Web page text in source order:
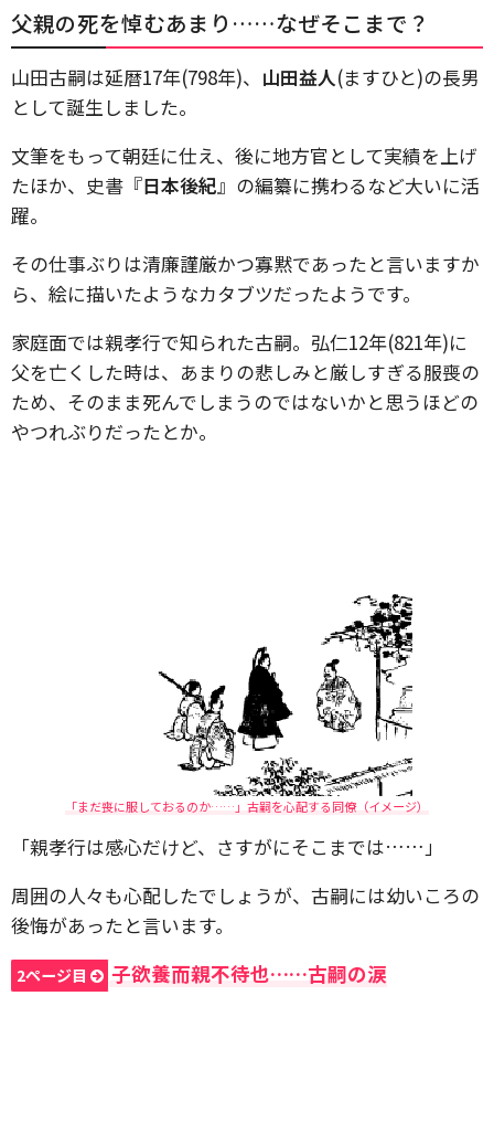
父親の死を悼むあまり……なぜそこまで？
山田古嗣は延暦17年(798年)、 山田益人(ますひと)の長男
として誕生しました。
文筆をもって朝廷に仕え、後に地方官として実績を上げ
たほか、史書『日本後紀』の編纂に携わるなど大いに活
躍。
その仕事ぶりは清廉謹厳かつ寡黙であったと言いますか
ら、絵に描いたようなカタブツだったようです。
家庭面では親孝行で知られた古嗣。弘仁12年(821年)に
父を亡くした時は、あまりの悲しみと厳しすぎる服喪の
ため、そのまま死んでしまうのではないかと思うほどの
やつれぶりだったとか。
「まだ喪に服しておるのか……」古嗣を心配する同僚（イメージ）
「親孝行は感心だけど、さすがにそこまでは……」
周囲の人々も心配したでしょうが、古嗣には幼いころの
後悔があったと言います。
2ページ目 子欲養而親不待也……古嗣の涙